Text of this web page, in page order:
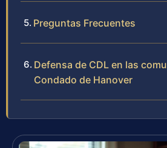
Preguntas Frecuentes
Defensa de CDL en las
Condado de Hanover